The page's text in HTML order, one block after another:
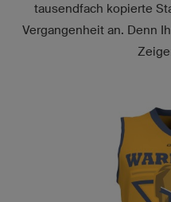
tausendfach kopierte
Vergangenheit an. Denn